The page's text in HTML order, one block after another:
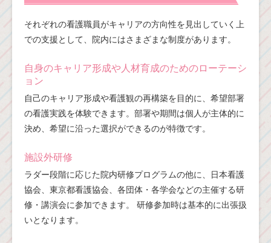
それぞれの看護職員がキャリアの方向性を見出していく上
での支援として、院内にはさまざまな制度があります。
自身のキャリア形成や人材育成のためのローテーシ
ョン
自己のキャリア形成や看護観の再構築を目的に、希望部署
の看護実践を体験できます。部署や期間は個人が主体的に
決め、希望に沿った選択ができるのが特徴です。
施設外研修
ラダー段階に応じた院内研修プログラムの他に、日本看護
協会、東京都看護協会、各団体・各学会などの主催する研
修・講演会に参加できます。 研修参加時は基本的に出張扱
いとなります。